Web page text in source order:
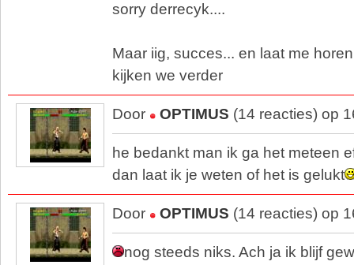
sorry derrecyk....
Maar iig, succes... en laat me
kijken we verder
Door OPTIMUS (14 reacties) op
he bedankt man ik ga het meteen
dan laat ik je weten of het is gelukt
Door OPTIMUS (14 reacties) op
nog steeds niks. Ach ja ik blijf